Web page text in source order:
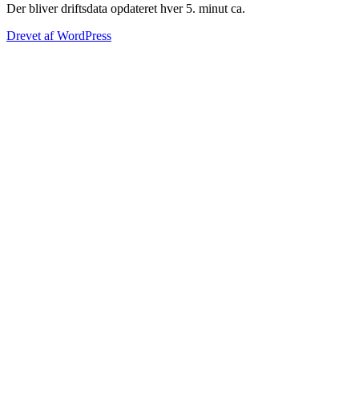
Der bliver driftsdata opdateret hver 5. minut ca.
Drevet af WordPress